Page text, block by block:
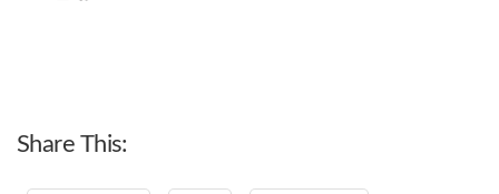
Share This: